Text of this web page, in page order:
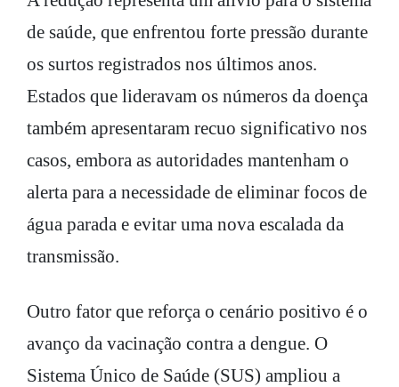
de saúde, que enfrentou forte pressão durante
os surtos registrados nos últimos anos.
Estados que lideravam os números da doença
também apresentaram recuo significativo nos
casos, embora as autoridades mantenham o
alerta para a necessidade de eliminar focos de
água parada e evitar uma nova escalada da
transmissão.
Outro fator que reforça o cenário positivo é o
avanço da vacinação contra a dengue. O
Sistema Único de Saúde (SUS) ampliou a